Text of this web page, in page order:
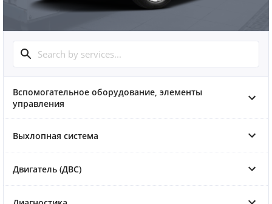
Вспомогательное оборудование, элементы
управления
Выхлопная система
Двигатель (ДВС)